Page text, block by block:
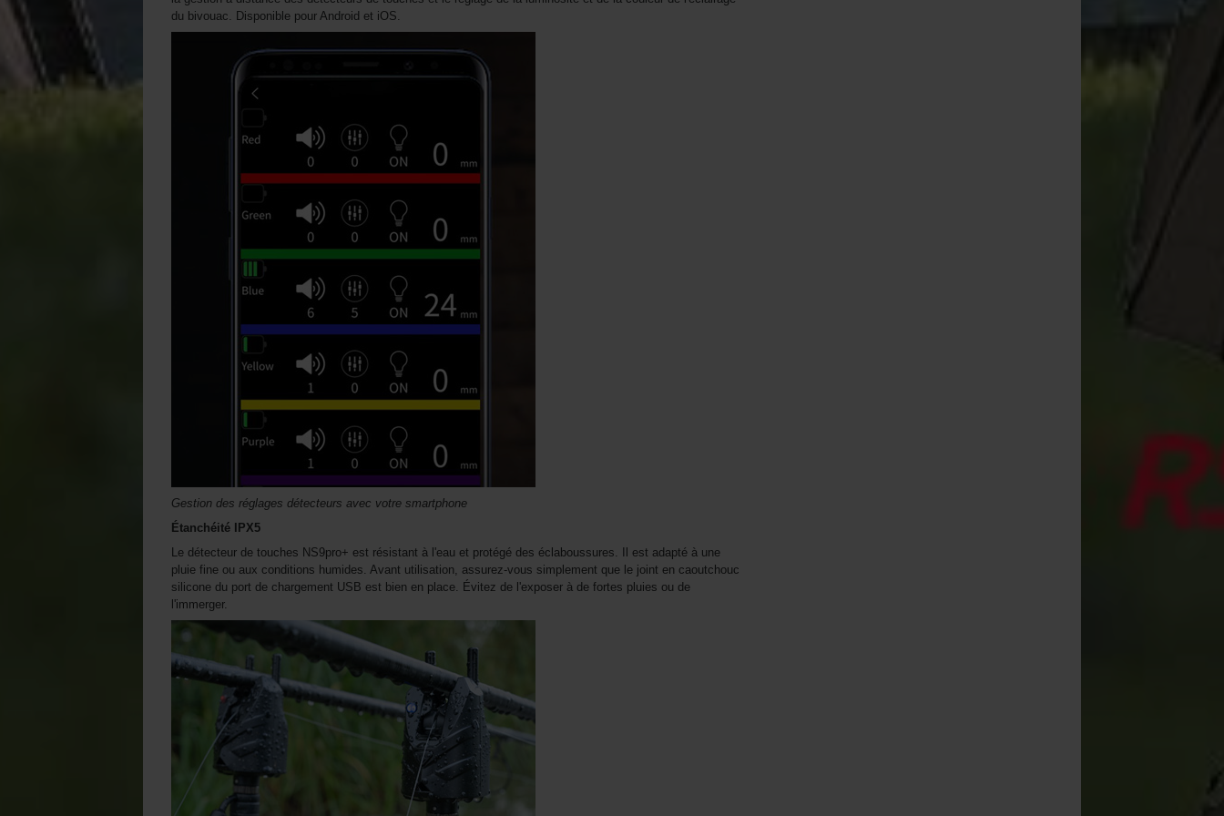
du bivouac. Disponible pour Android et iOS.
Gestion des réglages détecteurs avec votre smartphone
Étanchéité IPX5
Le détecteur de touches NS9pro+ est résistant à l'eau et protégé des éclaboussures. Il est adapté à une
pluie fine ou aux conditions humides. Avant utilisation, assurez-vous simplement que le joint en caoutchouc
silicone du port de chargement USB est bien en place. Évitez de l'exposer à de fortes pluies ou de
l'immerger.